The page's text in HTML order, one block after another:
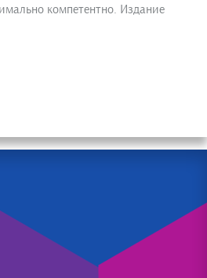
компетентно. Издание